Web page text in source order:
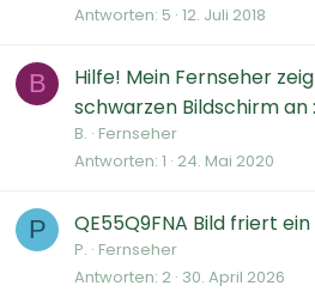
Antworten 5 12. Juli 2018
B
Hilfe! Mein Fernseher
schwarzen Bildschirm an
B. Fernseher
Antworten 1 24. Mai 2020
P QE55Q9FNA Bild friert ein
P. Fernseher
Antworten 2 30. April 2026